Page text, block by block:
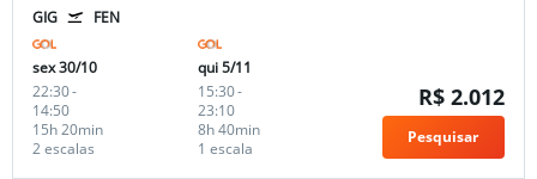
GIG FEN
sex 30/10
22:30-
14:50
2 escalas
15h 20min
qui 5/11
15:30-
23:10
1 escala
8h 40min
R$ 2.012
Pesquisar